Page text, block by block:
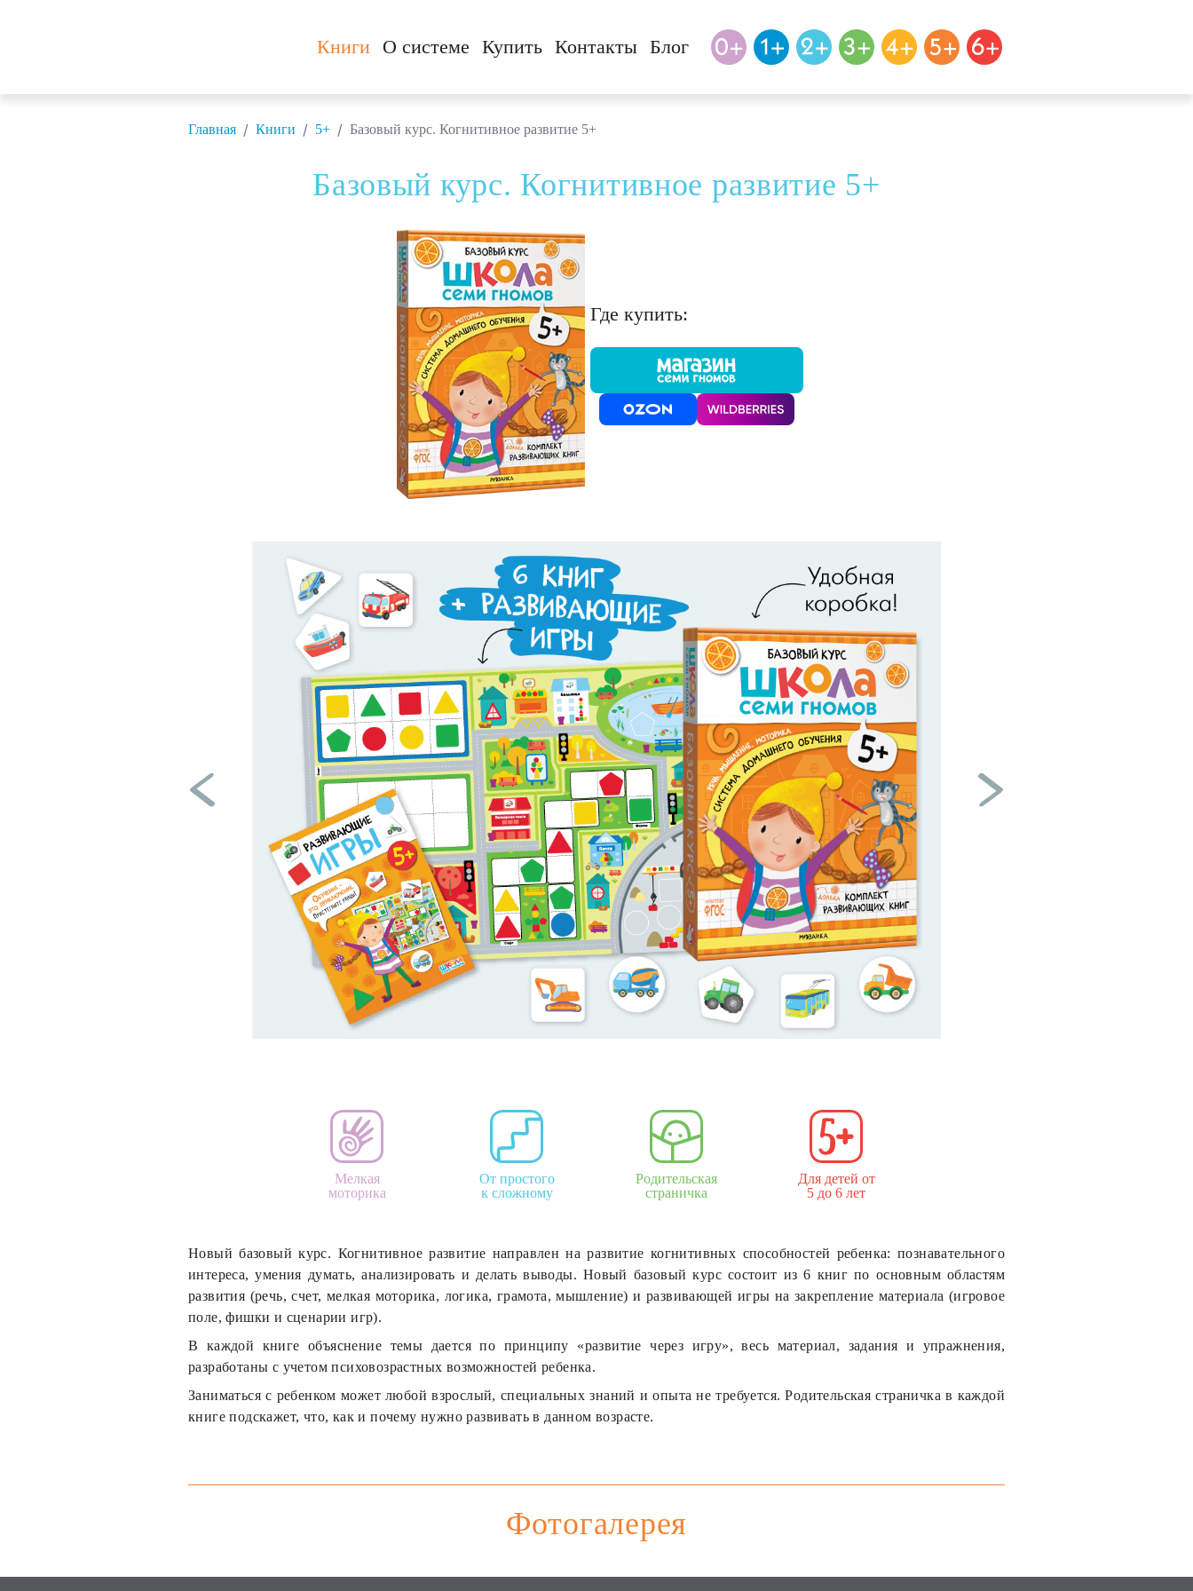
Книги О системе Купить Контакты Блог
Главная / Книги / 5+ / Базовый курс. Когнитивное развитие 5+
Базовый курс. Когнитивное развитие 5+
Где купить:
Мелкая
моторика
От простого
к сложному
Родительская
страничка
Для детей от
5 до 6 лет
Новый базовый курс. Когнитивное развитие направлен на развитие когнитивных способностей ребенка: познавательного
интереса, умения думать, анализировать и делать выводы. Новый базовый курс состоит из 6 книг по основным областям
развития (речь, счет, мелкая моторика, логика, грамота, мышление) и развивающей игры на закрепление материала (игровое
поле, фишки и сценарии игр).
В каждой книге объяснение темы дается по принципу «развитие через игру», весь материал, задания и упражнения,
разработаны с учетом психовозрастных возможностей ребенка.
Заниматься с ребенком может любой взрослый, специальных знаний и опыта не требуется. Родительская страничка в каждой
книге подскажет, что, как и почему нужно развивать в данном возрасте.
Фотогалерея